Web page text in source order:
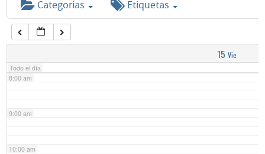
Categorías Etiquetas
15 Vie
Todo el día
6:00 am
7:00 am
8:00 am
9:00 am
10:00 am